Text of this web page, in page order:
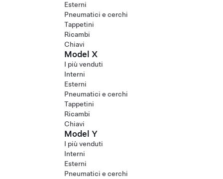
Esterni
Pneumatici e cerchi
Tappetini
Ricambi
Chiavi
Model X
I più venduti
Interni
Esterni
Pneumatici e cerchi
Tappetini
Ricambi
Chiavi
Model Y
I più venduti
Interni
Esterni
Pneumatici e cerchi